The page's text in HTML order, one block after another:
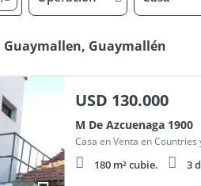
Guaymallen, Guaymallén
USD 130.000
M De Azcuenaga 1900
Casa en Venta en
180 m² cubie. 3